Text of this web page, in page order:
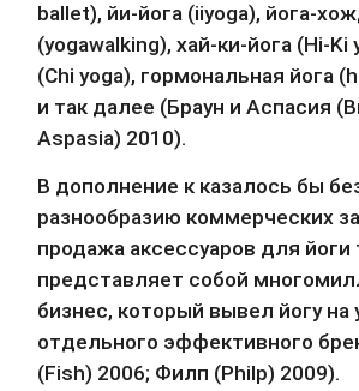
ballet), йи-йога (iiyoga), йога-
(yogawalking), хай-ки-йога (Hi-Ki
(Chi yoga), гормональная йога
и так далее (Браун и Аспасия
Aspasia) 2010).
В дополнение к казалось бы
разнообразию коммерческих
продажа аксессуаров для йоги
представляет собой
бизнес, который вывел йогу на
отдельного эффективного
(Fish) 2006; Филп (Philp) 2009).